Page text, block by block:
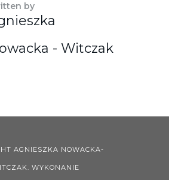
by
- Witczak
AGNIESZKA NOWACKA-
WYKONANIE